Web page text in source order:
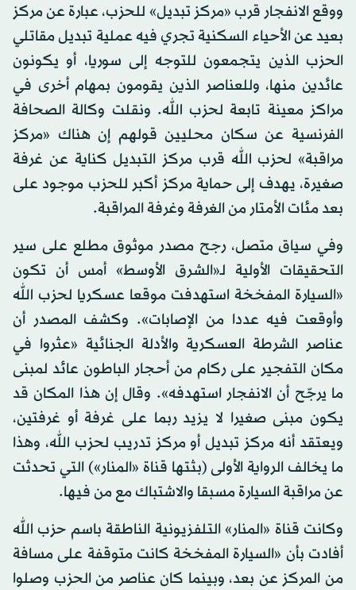
ووقع الانفجار قرب «مركز تبديل» للحزب، عبارة عن مركز
بعيد عن الأحياء السكنية تجري فيه عملية تبديل مقاتلي
الحزب الذين يتجمعون للتوجه إلى سوريا، أو يكونون
عائدين منها، وللعناصر الذين يقومون بمهام أخرى في
مراكز معينة تابعة لحزب الله. ونقلت وكالة الصحافة
الفرنسية عن سكان محليين قولهم إن هناك «مركز
مراقبة» لحزب الله قرب مركز التبديل كناية عن غرفة
صغيرة، يهدف إلى حماية مركز أكبر للحزب موجود على
بعد مئات الأمتار من الغرفة وغرفة المراقبة.
وفي سياق متصل، رجح مصدر موثوق مطلع على سير
التحقيقات الأولية لـ«الشرق الأوسط» أمس أن تكون
«السيارة المفخخة استهدفت موقعا عسكريا لحزب الله
وأوقعت فيه عددا من الإصابات». وكشف المصدر أن
عناصر الشرطة العسكرية والأدلة الجنائية «عثروا في
مكان التفجير على ركام من أحجار الباطون عائد لمبنى
ما يرجّح أن الانفجار استهدفه». وقال إن هذا المكان قد
يكون مبنى صغيرا لا يزيد ربما على غرفة أو غرفتين،
ويعتقد أنه مركز تبديل أو مركز تدريب لحزب الله، وهذا
ما يخالف الرواية الأولى (بثتها قناة «المنار») التي تحدثت
عن مراقبة السيارة مسبقا والاشتباك مع من فيها.
وكانت قناة «المنار» التلفزيونية الناطقة باسم حزب الله
أفادت بأن «السيارة المفخخة كانت متوقفة على مسافة
من المركز عن بعد، وبينما كان عناصر من الحزب وصلوا